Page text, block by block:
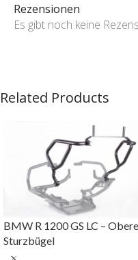
Rezensionen
Es gibt noch keine
Related Products
BMW R 1200 GS LC –
Sturzbügel